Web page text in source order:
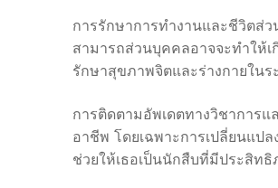
การรักษาการทำงานและชีวิตส่
สามารถส่วนบุคคลอาจจะทำให้
รักษาสุขภาพจิตและร่างกายในร
การติดตามอัพเดตทางวิชาการ
อาชีพ โดยเฉพาะการเปลี่ยนแป
ช่วยให้เธอเป็นนักสืบที่มีประสิท